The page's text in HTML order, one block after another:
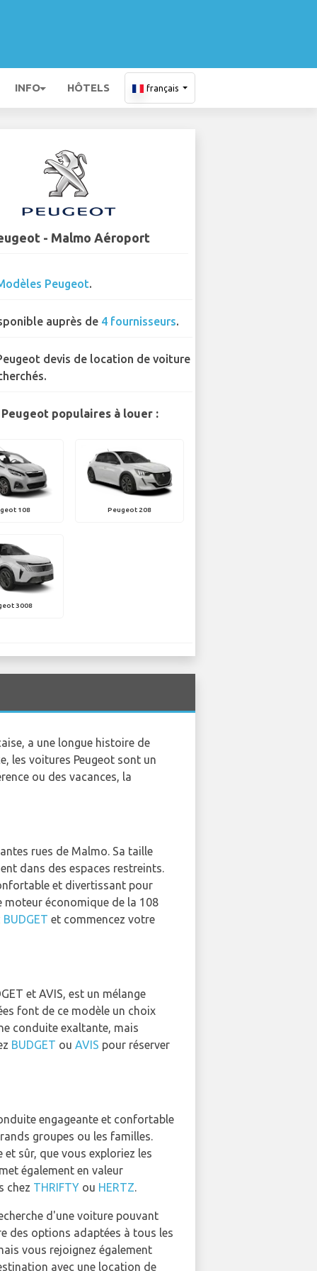
INFO HÔTELS français
- Malmo Aéroport
Peugeot.
auprès de 4 fournisseurs.
devis de location de voiture
populaires à louer :
108 Peugeot 208
3008
a une longue histoire de
les voitures Peugeot sont un
ou des vacances, la
rues de Malmo. Sa taille
dans des espaces restreints.
et divertissant pour
moteur économique de la 108
BUDGET et commencez votre
et AVIS, est un mélange
font de ce modèle un choix
conduite exaltante, mais
BUDGET ou AVIS pour réserver
engageante et confortable
groupes ou les familles.
sûr, que vous exploriez les
également en valeur
chez THRIFTY ou HERTZ.
d'une voiture pouvant
des options adaptées à tous les
vous rejoignez également
avec une location de